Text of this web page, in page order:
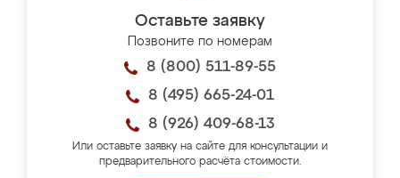
Оставьте заявку
Позвоните по номерам
8 (800) 511-89-55
8 (495) 665-24-01
8 (926) 409-68-13
Или оставьте заявку на сайте для консультации и
предварительного расчёта стоимости.